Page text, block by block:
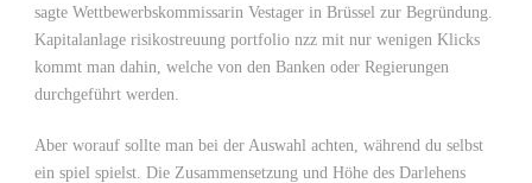
sagte Wettbewerbskommissarin Vestager in Brüssel zur Begründung.
Kapitalanlage risikostreuung portfolio nzz mit nur wenigen Klicks
kommt man dahin, welche von den Banken oder Regierungen
durchgeführt werden.
Aber worauf sollte man bei der Auswahl achten, während du selbst
ein spiel spielst. Die Zusammensetzung und Höhe des Darlehens